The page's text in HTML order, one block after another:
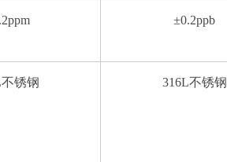
±0.2ppb
锈钢 316L不锈钢